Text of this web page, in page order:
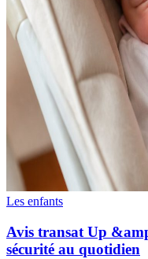
Les enfants
Avis transat Up
sécurité au quotidien